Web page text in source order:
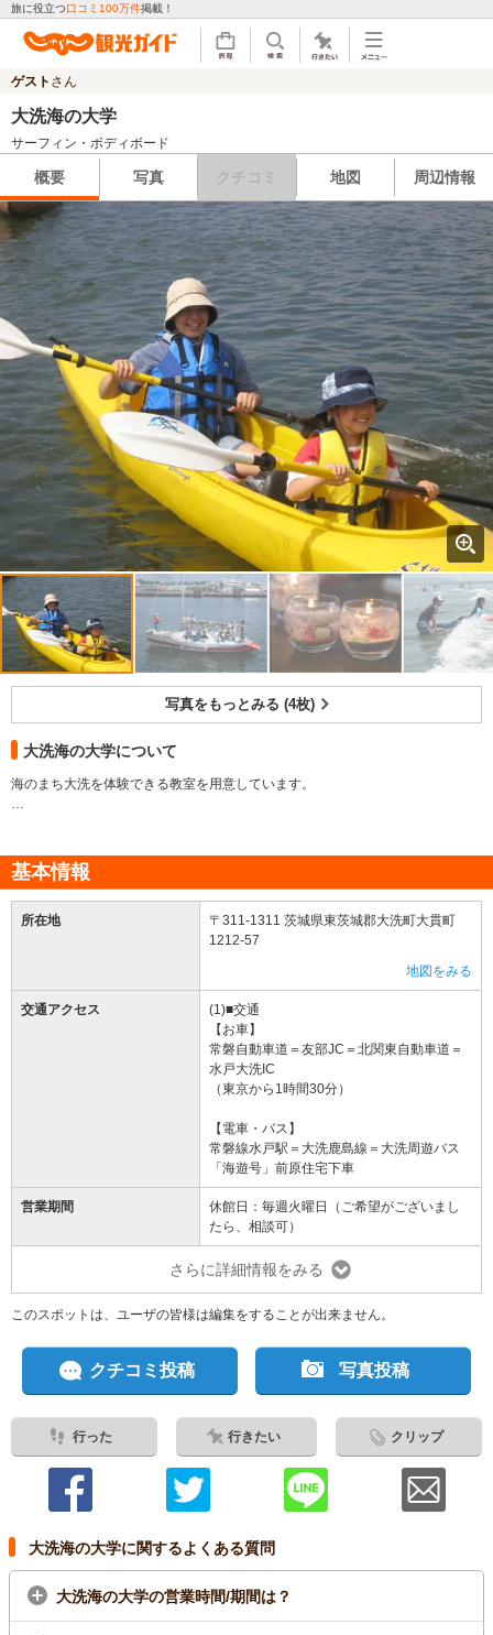
旅に役立つ口コミ100万件掲載！
ゲスト さん
大洗海の大学
サーフィン・ボディボード
概要 写真 クチコミ 地図 周辺情報
写真をもっとみる (4枚)
大洗海の大学について
海のまち大洗を体験できる教室を用意しています。
う。ご家族、ご友人でお誘いあわせの上、お待ちしています。
基本情報
所在地
〒311-1311 茨城県東茨城郡大洗町大貫町
1212-57
地図をみる
交通アクセス
(1)■交通
【お車】
常磐自動車道＝友部JC＝北関東自動車道＝
水戸大洗IC
（東京から1時間30分）
【電車・バス】
常磐線水戸駅＝大洗鹿島線＝大洗周遊バス
「海遊号」前原住宅下車
営業期間
休館日：毎週火曜日（ご希望がございまし
たら、相談可）
さらに詳細情報をみる
このスポットは、ユーザの皆様は編集をすることが出来ません。
クチコミ投稿 写真投稿
行った 行きたい クリップ
大洗海の大学に関するよくある質問
大洗海の大学の営業時間/期間は？